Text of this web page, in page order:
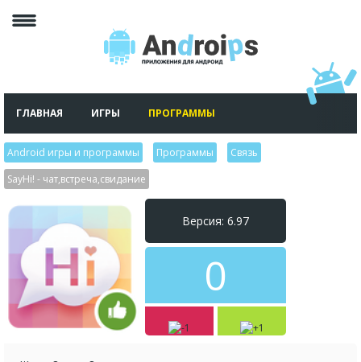
ГЛАВНАЯ ИГРЫ ПРОГРАММЫ
Android игры и программы Программы Связь
SayHi! - чат,встреча,свидание
Версия: 6.97
0